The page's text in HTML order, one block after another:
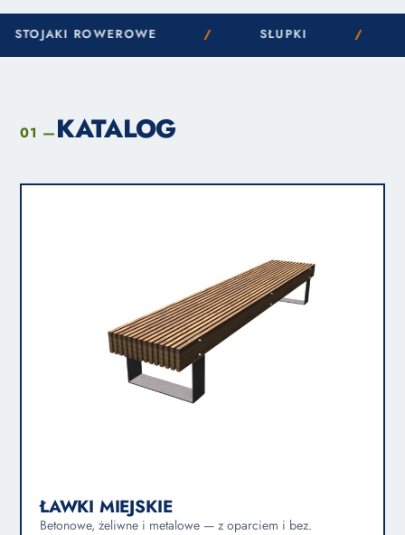
ROWEROWE / SŁUPKI /
01 —KATALOG
ŁAWKI MIEJSKIE
Betonowe, żeliwne i metalowe — z oparciem i bez.